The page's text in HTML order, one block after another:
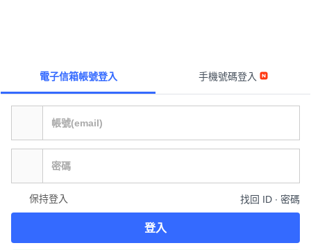
電子信箱帳號登入 手機號碼登入
保持登入 找回 ID ∙ 密碼
登入